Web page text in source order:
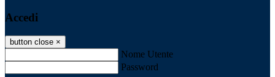
Accedi
button close ×
Nome Utente
Password